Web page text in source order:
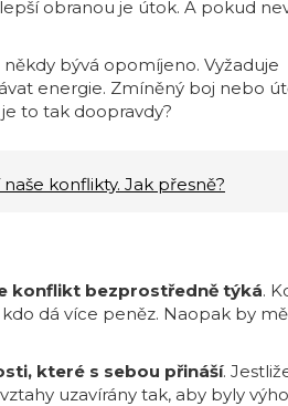
obranou je útok. A pokud
bývá opomíjeno. Vyžaduje
energie. Zmíněný boj nebo
to tak doopravdy?
konflikty. Jak přesně?
konflikt bezprostředně týká.
dá více peněz. Naopak by
které s sebou přináší.
uzavírány tak, aby byly